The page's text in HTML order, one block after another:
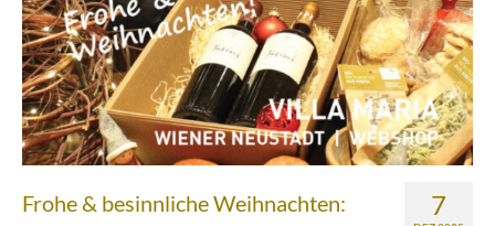
Portfolio
Speisen
Mittagstisch (DI bis FR, 12.00 bis 14.30 Uhr)
Frühstück (DI bis SA, 10.00 bis 12.00h) &
7
Frohe & besinnliche Weihnachten: